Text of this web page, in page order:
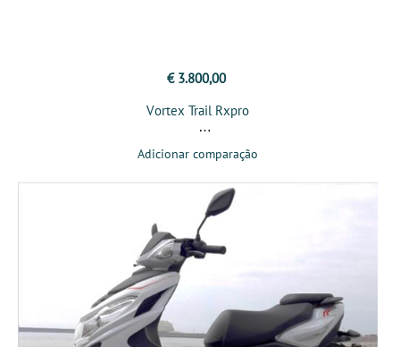
€ 3.800,00
Vortex Trail Rxpro
Adicionar comparação